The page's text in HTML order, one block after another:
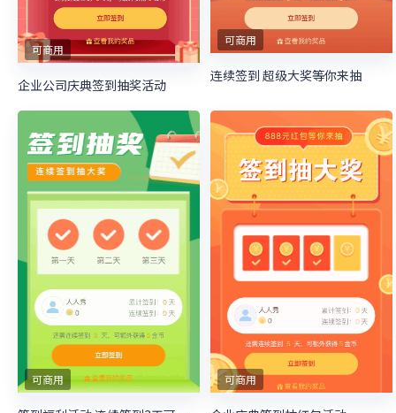
可商用
企业公司庆典签到抽奖活动
可商用
连续签到 超级大奖等你来抽
可商用 可商用